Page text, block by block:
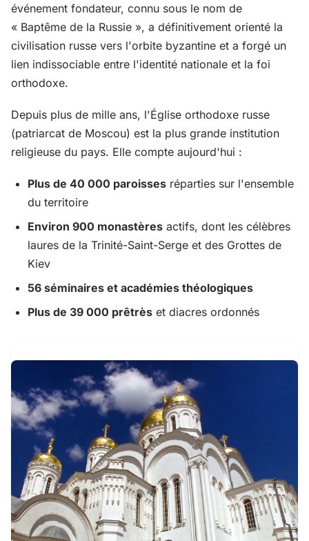
événement fondateur, connu sous le nom de
« Baptême de la Russie », a définitivement orienté la
civilisation russe vers l'orbite byzantine et a forgé un
lien indissociable entre l'identité nationale et la foi
orthodoxe.
Depuis plus de mille ans, l'Église orthodoxe russe
(patriarcat de Moscou) est la plus grande institution
religieuse du pays. Elle compte aujourd'hui :
Plus de 40 000 paroisses réparties sur l'ensemble
du territoire
Environ 900 monastères actifs, dont les célèbres
laures de la Trinité-Saint-Serge et des Grottes de
Kiev
56 séminaires et académies théologiques
Plus de 39 000 prêtrès et diacres ordonnés